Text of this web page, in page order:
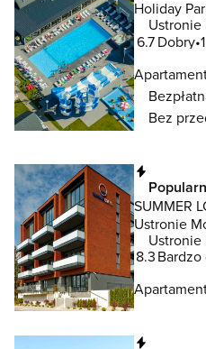
Holiday
Ustronie
6.7Dobry
Bez
SUMMER
Ustronie
Ustronie
8.3